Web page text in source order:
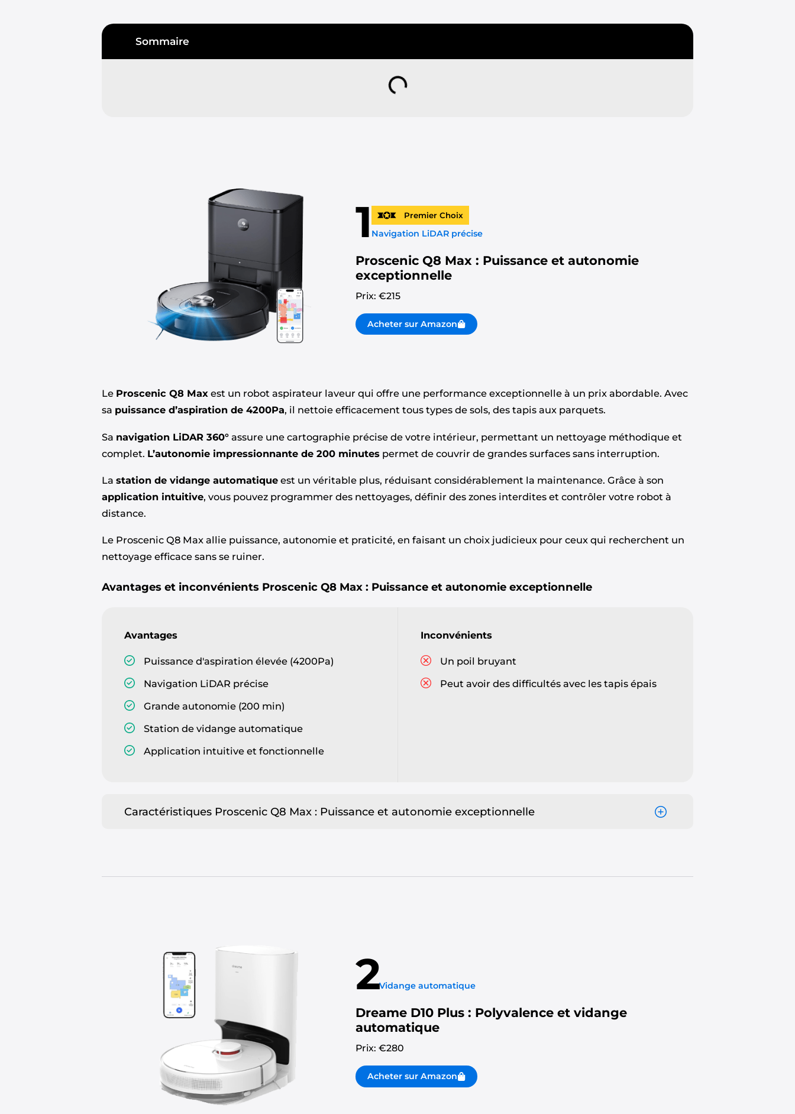
Sommaire
1 Premier Choix
Navigation LiDAR précise
Proscenic Q8 Max : Puissance et autonomie
exceptionnelle
Prix: €215
Acheter sur Amazon
Le Proscenic Q8 Max est un robot aspirateur laveur qui offre une performance exceptionnelle à un prix abordable. Avec
sa puissance d’aspiration de 4200Pa, il nettoie efficacement tous types de sols, des tapis aux parquets.
Sa navigation LiDAR 360° assure une cartographie précise de votre intérieur, permettant un nettoyage méthodique et
complet. L’autonomie impressionnante de 200 minutes permet de couvrir de grandes surfaces sans interruption.
La station de vidange automatique est un véritable plus, réduisant considérablement la maintenance. Grâce à son
application intuitive, vous pouvez programmer des nettoyages, définir des zones interdites et contrôler votre robot à
distance.
Le Proscenic Q8 Max allie puissance, autonomie et praticité, en faisant un choix judicieux pour ceux qui recherchent un
nettoyage efficace sans se ruiner.
Avantages et inconvénients Proscenic Q8 Max : Puissance et autonomie exceptionnelle
Avantages
Puissance d'aspiration élevée (4200Pa)
Navigation LiDAR précise
Grande autonomie (200 min)
Station de vidange automatique
Application intuitive et fonctionnelle
Inconvénients
Un poil bruyant
Peut avoir des difficultés avec les tapis épais
Caractéristiques Proscenic Q8 Max : Puissance et autonomie exceptionnelle
2Vidange automatique
Dreame D10 Plus : Polyvalence et vidange
automatique
Prix: €280
Acheter sur Amazon